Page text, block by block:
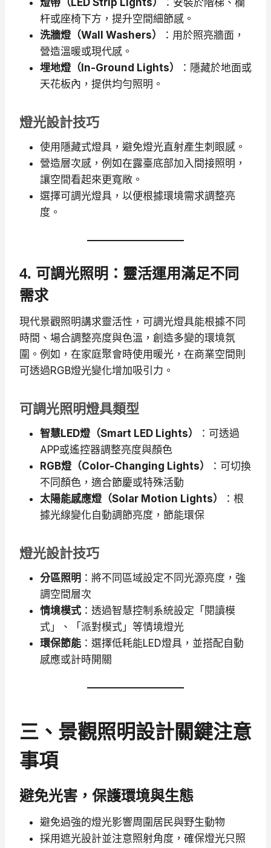
燈帶（LED Strip Lights）
：安裝於階梯、欄
杆或座椅下方，提升空間細節感。
洗牆燈（Wall Washers）
：用於照亮牆面，
營造溫暖或現代感。
埋地燈（In-Ground Lights）
：隱藏於地面或
天花板內，提供均勻照明。
燈光設計技巧
使用隱藏式燈具，避免燈光直射產生刺眼感。
營造層次感，例如在露臺底部加入間接照明，
讓空間看起來更寬敞。
選擇可調光燈具，以便根據環境需求調整亮
度。
4. 可調光照明：靈活運用滿足不同
需求
現代景觀照明講求靈活性，可調光燈具能根據不同
時間、場合調整亮度與色溫，創造多變的環境氛
圍。例如，在家庭聚會時使用暖光，在商業空間則
可透過RGB燈光變化增加吸引力。
可調光照明燈具類型
智慧LED燈（Smart LED Lights）
：可透過
APP或遙控器調整亮度與顏色
RGB燈（Color-Changing Lights）
：可切換
不同顏色，適合節慶或特殊活動
太陽能感應燈（Solar Motion Lights）
：根
據光線變化自動調節亮度，節能環保
燈光設計技巧
分區照明 ：將不同區域設定不同光源亮度，強
調空間層次
情境模式 ：透過智慧控制系統設定「閱讀模
式」、「派對模式」等情境燈光
環保節能 ：選擇低耗能LED燈具，並搭配自動
感應或計時開關
三、景觀照明設計關鍵注意
事項
避免光害，保護環境與生態
避免過強的燈光影響周圍居民與野生動物
採用遮光設計並注意照射角度，確保燈光只照